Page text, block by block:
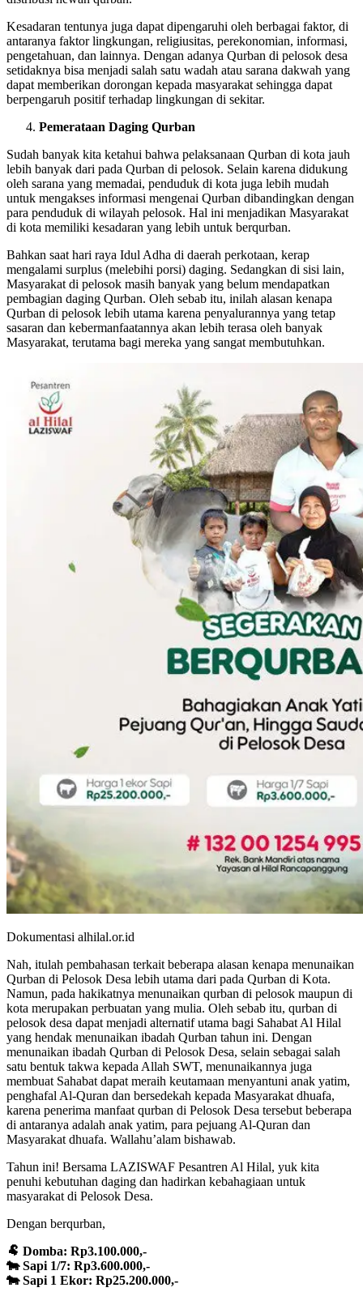
Kesadaran tentunya juga dapat dipengaruhi oleh berbagai faktor, di
antaranya faktor lingkungan, religiusitas, perekonomian, informasi,
pengetahuan, dan lainnya. Dengan adanya Qurban di pelosok desa
setidaknya bisa menjadi salah satu wadah atau sarana dakwah yang
dapat memberikan dorongan kepada masyarakat sehingga dapat
berpengaruh positif terhadap lingkungan di sekitar.
Pemerataan Daging Qurban
Sudah banyak kita ketahui bahwa pelaksanaan Qurban di kota jauh
lebih banyak dari pada Qurban di pelosok. Selain karena didukung
oleh sarana yang memadai, penduduk di kota juga lebih mudah
untuk mengakses informasi mengenai Qurban dibandingkan dengan
para penduduk di wilayah pelosok. Hal ini menjadikan Masyarakat
di kota memiliki kesadaran yang lebih untuk berqurban.
Bahkan saat hari raya Idul Adha di daerah perkotaan, kerap
mengalami surplus (melebihi porsi) daging. Sedangkan di sisi lain,
Masyarakat di pelosok masih banyak yang belum mendapatkan
pembagian daging Qurban. Oleh sebab itu, inilah alasan kenapa
Qurban di pelosok lebih utama karena penyalurannya yang tetap
sasaran dan kebermanfaatannya akan lebih terasa oleh banyak
Masyarakat, terutama bagi mereka yang sangat membutuhkan.
Dokumentasi alhilal.or.id
Nah, itulah pembahasan terkait beberapa alasan kenapa menunaikan
Qurban di Pelosok Desa lebih utama dari pada Qurban di Kota.
Namun, pada hakikatnya menunaikan qurban di pelosok maupun di
kota merupakan perbuatan yang mulia. Oleh sebab itu, qurban di
pelosok desa dapat menjadi alternatif utama bagi Sahabat Al Hilal
yang hendak menunaikan ibadah Qurban tahun ini. Dengan
menunaikan ibadah Qurban di Pelosok Desa, selain sebagai salah
satu bentuk takwa kepada Allah SWT, menunaikannya juga
membuat Sahabat dapat meraih keutamaan menyantuni anak yatim,
penghafal Al-Quran dan bersedekah kepada Masyarakat dhuafa,
karena penerima manfaat qurban di Pelosok Desa tersebut beberapa
di antaranya adalah anak yatim, para pejuang Al-Quran dan
Masyarakat dhuafa. Wallahu’alam bishawab.
Tahun ini! Bersama LAZISWAF Pesantren Al Hilal, yuk kita
penuhi kebutuhan daging dan hadirkan kebahagiaan untuk
masyarakat di Pelosok Desa.
Dengan berqurban,
🐏 Domba: Rp3.100.000,-
🐄Sapi 1/7: Rp3.600.000,-
🐄Sapi 1 Ekor: Rp25.200.000,-